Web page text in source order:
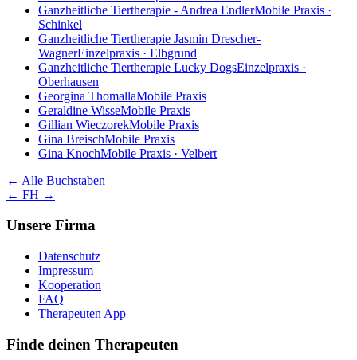
Ganzheitliche Tiertherapie - Andrea EndlerMobile Praxis ·
Schinkel
Ganzheitliche Tiertherapie Jasmin Drescher-
WagnerEinzelpraxis · Elbgrund
Ganzheitliche Tiertherapie Lucky DogsEinzelpraxis ·
Oberhausen
Georgina ThomallaMobile Praxis
Geraldine WisseMobile Praxis
Gillian WieczorekMobile Praxis
Gina BreischMobile Praxis
Gina KnochMobile Praxis · Velbert
← Alle Buchstaben
← FH →
Unsere Firma
Datenschutz
Impressum
Kooperation
FAQ
Therapeuten App
Finde deinen Therapeuten